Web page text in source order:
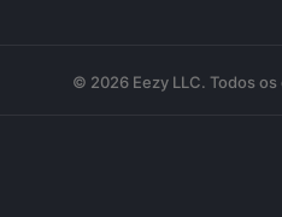
© 2026 Eezy LLC. Todos